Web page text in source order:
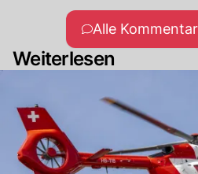
Alle
Weiterlesen